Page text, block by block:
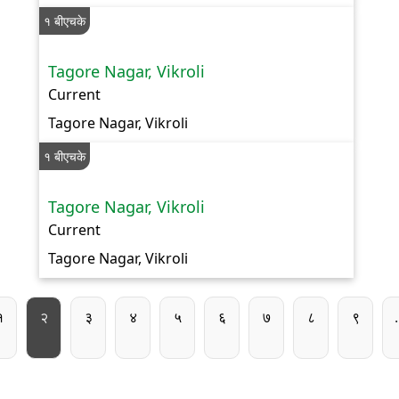
Tagore Nagar, Vikroli
Tagore Nagar, Vikroli
१ बीएचके
Current
Tagore Nagar, Vikroli
Tagore Nagar, Vikroli
१ बीएचके
Current
Pagination
pageपान
२ पान
३ पान
४ पान
५ पान
६ पान
७ पान
८ पान
९